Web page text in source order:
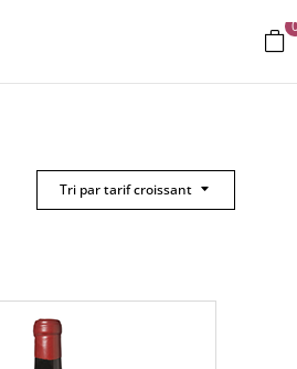
Tri par tarif croissant